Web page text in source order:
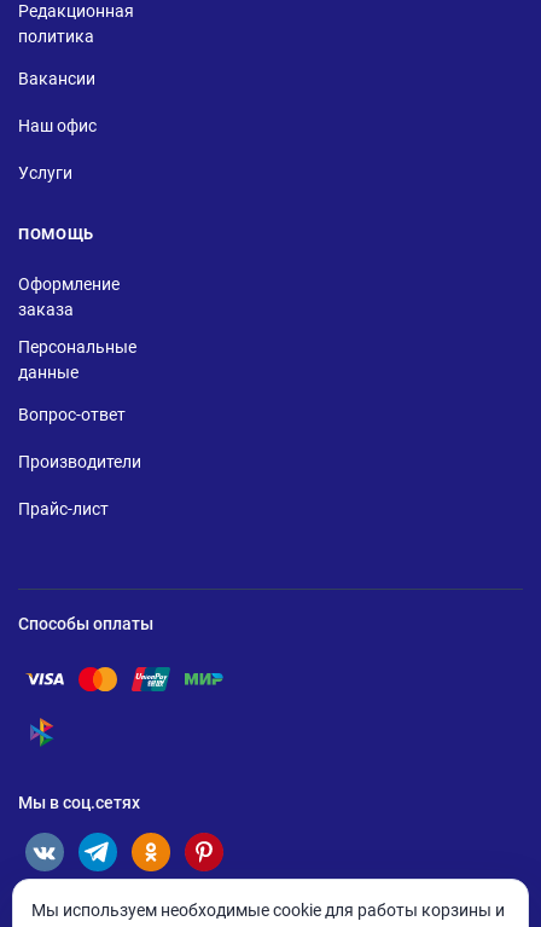
Редакционная
политика
Вакансии
Наш офис
Услуги
ПОМОЩЬ
Оформление
заказа
Персональные
данные
Вопрос-ответ
Производители
Прайс-лист
Способы оплаты
Помощь по оплате Visa
Помощь по оплате Mastercard
Помощь по оплате UnionPay
Помощь по оплате Мир
Помощь по оплате СБП
Мы в соц.сетях
Мы используем необходимые cookie для работы корзины и